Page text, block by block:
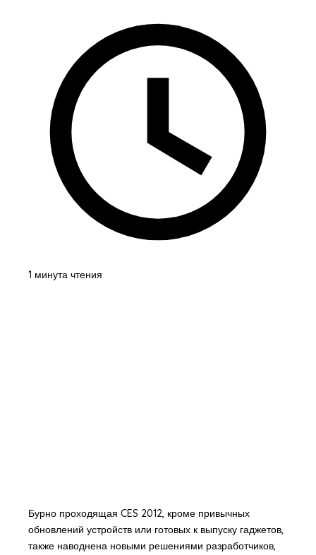
1 минута чтения
Бурно проходящая CES 2012, кроме привычных
обновлений устройств или готовых к выпуску гаджетов,
также наводнена новыми решениями разработчиков,